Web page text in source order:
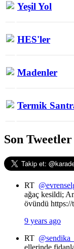
Yeşil Yol
HES'ler
Madenler
Termik
Son Tweetler
RT
ağaç kesildi;
övündü
9 years ago
RT
ellerinde